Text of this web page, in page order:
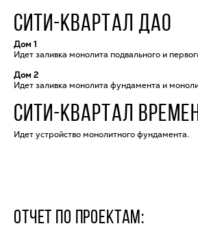
СИТИ-КВАРТАЛ ДАО
Дом 1
Идет заливка монолита подвального и
Дом 2
Идет заливка монолита фундамента и
СИТИ-КВАРТАЛ
Идет устройство монолитного фундамента.
ОТЧЕТ ПО ПРОЕКТАМ: